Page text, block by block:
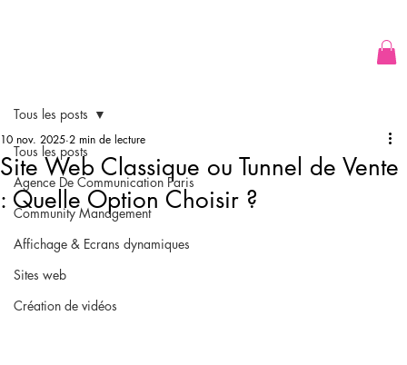
Tous les posts
Agence De Communication Paris
Community Management
Affichage & Ecrans dynamiques
Sites web
Création de vidéos
Tous les posts
Site Web Classique ou Tunnel de Vente
: Quelle Option Choisir ?
10 nov. 2025 2 min de lecture